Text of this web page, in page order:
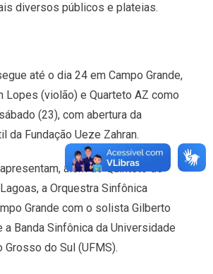
diversos públicos e plateias.
até o dia 24 em Campo Grande,
Lopes (violão) e Quarteto AZ como
(23), com abertura da
da Fundação Ueze Zahran.
além do Quinteto de
a Orquestra Sinfônica
Grande com o solista Gilberto
a Banda Sinfônica da Universidade
Grosso do Sul (UFMS).